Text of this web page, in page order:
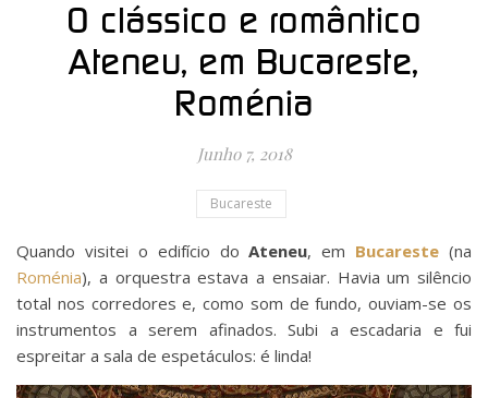
O clássico e romântico
Ateneu, em Bucareste,
Roménia
Junho 7, 2018
Bucareste
Quando visitei o edifício doAteneu, em Bucareste (na
Roménia), a orquestra estava a ensaiar. Havia um silêncio
total nos corredores e, como som de fundo, ouviam-se os
instrumentos a serem afinados. Subi a escadaria e fui
espreitar a sala de espetáculos: é linda!